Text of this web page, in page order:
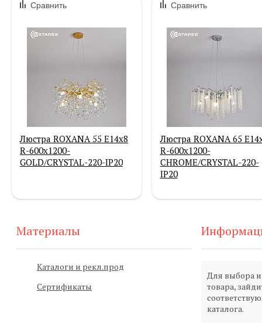
Сравнить
Люстра ROXANA 55 E14х8
R-600x1200-
GOLD/CRYSTAL-220-IP20
Сравнить
Люстра ROXANA 65
R-600x1200-
CHROME/CRYSTAL-220-
IP20
Материалы
Каталоги и рекл.прод
Сертификаты
Для выбора
товара,
каталога.